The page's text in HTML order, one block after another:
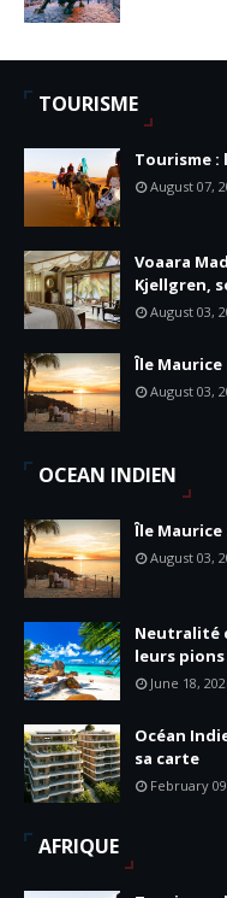
TOURISME
Tourisme :
August 07,
Voaara
Kjellgren,
August 03,
Île
August 03,
OCEAN INDIEN
Île
August 03,
Neutralité
leurs pions
June 18,
Océan
sa carte
February
AFRIQUE